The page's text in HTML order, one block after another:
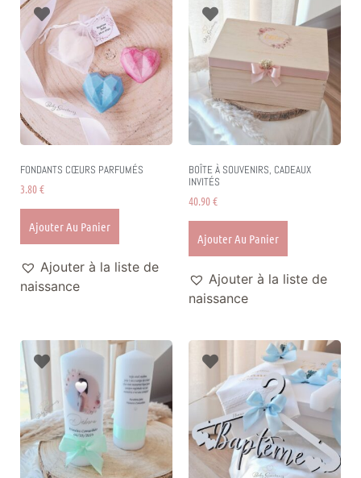
FONDANTS CŒURS PARFUMÉS
3.80€
Ajouter Au Panier
Ajouter à la liste de
naissance
BOÎTE À SOUVENIRS, CADEAUX
INVITÉS
40.90€
Ajouter Au Panier
Ajouter à la liste de
naissance